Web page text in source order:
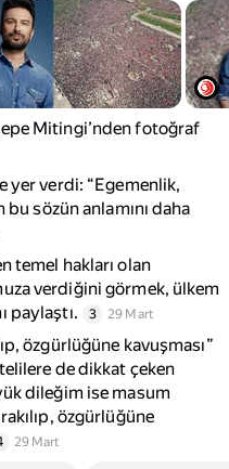
Mitingi’nden fotoğraf
yer verdi: “Egemenlik,
sözün anlamını daha
temel hakları olan
verdiğini görmek, ülkem
paylaştı.
3 29 Mart
özgürlüğüne kavuşması”
de dikkat çeken
dileğim ise masum
özgürlüğüne
29 Mart